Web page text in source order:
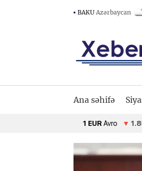
BAKU Azərbaycan
Ana səhifə
Avro ▼1.8528